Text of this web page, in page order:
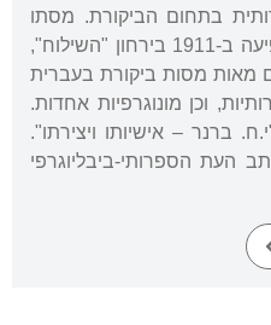
בתחום הביקורת. מסתו
הראשונה, על ח"נ ביאליק, הופיעה ב-1911 בירחון "השילוח",
מאות מסות ביקורת בעברית
וכן מונוגרפיות אחדות.
"י.ח. ברנר – אישיותו ויצירתו".
העת הספרותי-ביבליוגרפי